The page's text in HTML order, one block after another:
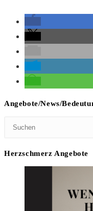
Angebote/News/
Herzschmerz Angebote